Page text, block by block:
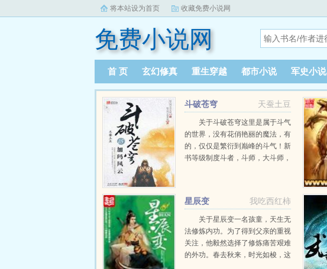
将本站设为首页 收藏免费小说网
免费小说网
首 页 玄幻修真 重生穿越 都市小说 军史小说
天蚕土豆
斗破苍穹
关于斗破苍穹这里是属于斗气
的世界，没有花俏艳丽的魔法，有
的，仅仅是繁衍到巅峰的斗气！新
书等级制度斗者，斗师，大斗师，
我吃西红柿
星辰变
关于星辰变一名孩童，天生无
法修炼内功。为了得到父亲的重视
关注，他毅然选择了修炼痛苦艰难
的外功。春去秋来，时光如梭，这